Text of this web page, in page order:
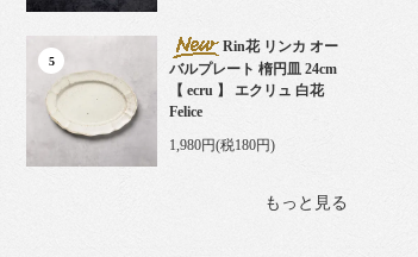
5
Rin花 リンカ オー
バルプレート 楕円皿 24cm
【 ecru 】 エクリュ 白花
Felice
1,980円(税180円)
もっと見る